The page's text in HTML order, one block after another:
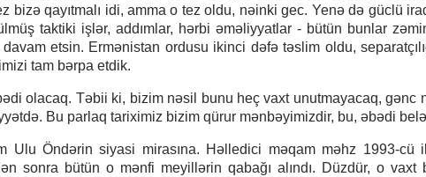
bizə qayıtmalı idi, amma o tez oldu, nəinki gec. Yenə də güclü
taktiki işlər, addımlar, hərbi əməliyyatlar - bütün bunlar
etsin. Ermənistan ordusu ikinci dəfə təslim oldu,
tam bərpa etdik.
olacaq. Təbii ki, bizim nəsil bunu heç vaxt unutmayacaq, gənc
Bu parlaq tariximiz bizim qürur mənbəyimizdir, bu, əbədi
Ulu Öndərin siyasi mirasına. Həlledici məqam məhz 1993-cü
sonra bütün o mənfi meyillərin qabağı alındı. Düzdür, o vaxt